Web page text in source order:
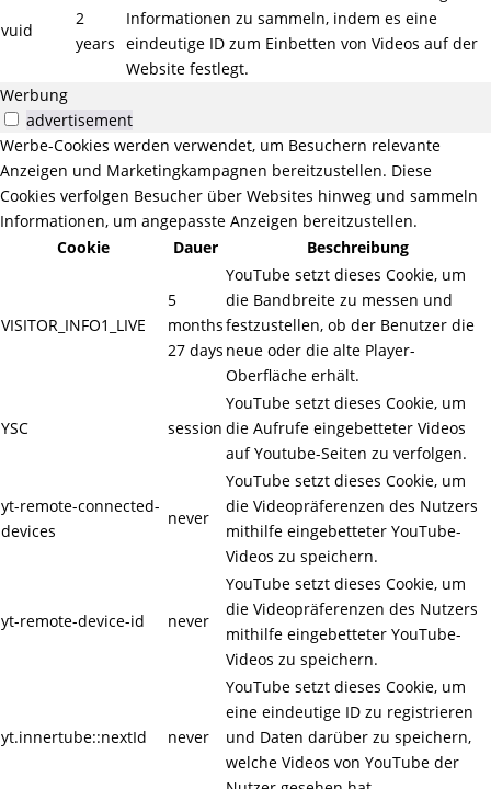
vuid
2
years
Informationen zu sammeln, indem es eine
eindeutige ID zum Einbetten von Videos auf der
Website festlegt.
Werbung
advertisement
Werbe-Cookies werden verwendet, um Besuchern relevante
Anzeigen und Marketingkampagnen bereitzustellen. Diese
Cookies verfolgen Besucher über Websites hinweg und sammeln
Informationen, um angepasste Anzeigen bereitzustellen.
Cookie
Dauer Beschreibung
VISITOR_INFO1_LIVE
5
months
27 days
YouTube setzt dieses Cookie, um
die Bandbreite zu messen und
festzustellen, ob der Benutzer die
neue oder die alte Player-
Oberfläche erhält.
YSC session
YouTube setzt dieses Cookie, um
die Aufrufe eingebetteter Videos
auf Youtube-Seiten zu verfolgen.
yt-remote-connected-
devices
never
YouTube setzt dieses Cookie, um
die Videopräferenzen des Nutzers
mithilfe eingebetteter YouTube-
Videos zu speichern.
yt-remote-device-id never
YouTube setzt dieses Cookie, um
die Videopräferenzen des Nutzers
mithilfe eingebetteter YouTube-
Videos zu speichern.
yt.innertube::nextId never
YouTube setzt dieses Cookie, um
eine eindeutige ID zu registrieren
und Daten darüber zu speichern,
welche Videos von YouTube der